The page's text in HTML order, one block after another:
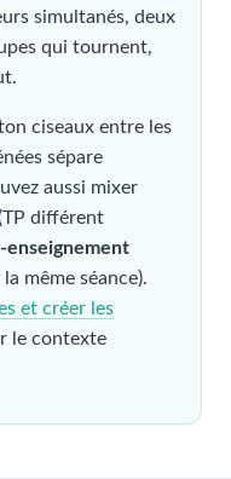
simultanés, deux
qui tournent,
ciseaux entre les
sépare
aussi mixer
différent
enseignement
même séance).
et créer les
le contexte